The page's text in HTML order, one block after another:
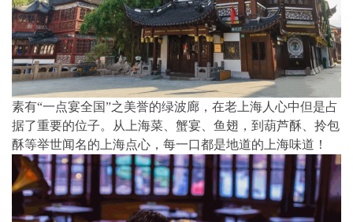
素有“一点宴全国”之美誉的绿波廊，在老上海人心中但是占
据了重要的位子。从上海菜、蟹宴、鱼翅，到葫芦酥、拎包
酥等举世闻名的上海点心，每一口都是地道的上海味道！